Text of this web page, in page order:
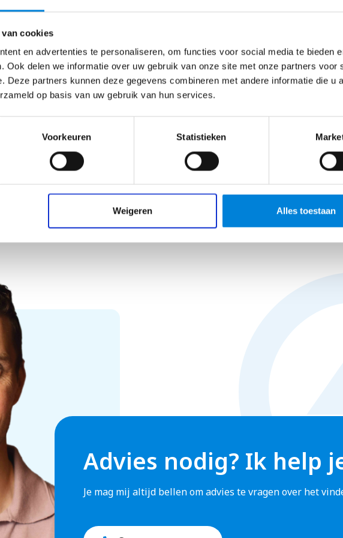
cookies
en advertenties te personaliseren, om functies voor social media te bieden
Ook delen we informatie over uw gebruik van onze site met onze partners voor
Deze partners kunnen deze gegevens combineren met andere informatie die u
op basis van uw gebruik van hun services.
Voorkeuren Statistieken
Weigeren Alles toestaan
vergelijk je offertes. Heb je vragen? Dan bel je de
je naar oplossingen. Als de begroting klaar is, licht je je
liggen.
te maken, zoals het digitaliseren van tellijsten. Jouw
bijvoorbeeld rondom duurzaamheid, en past deze toe. Zo
of bereken je de milieu-impact.
veel van leren! Jij werkt samen met onder meer planners,
teams? We staan voor het gezamenlijke resultaat en vieren
Daarnaast hebben we kwartaalbijeenkomsten en
afhankelijk van je opleiding en ervaring.
er de mogelijkheid om thuis te werken.
voor elkaar klaar en komen we regelmatig samen om onze
je uitgebreid kennis met ons bedrijf, daarna volg je een
gedachten had?
Advies nodig? Ik help
Je mag mij altijd bellen om advies te vragen over het